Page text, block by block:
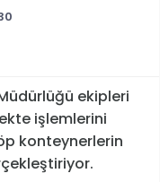
ekipleri
işlemlerini
konteynerlerin